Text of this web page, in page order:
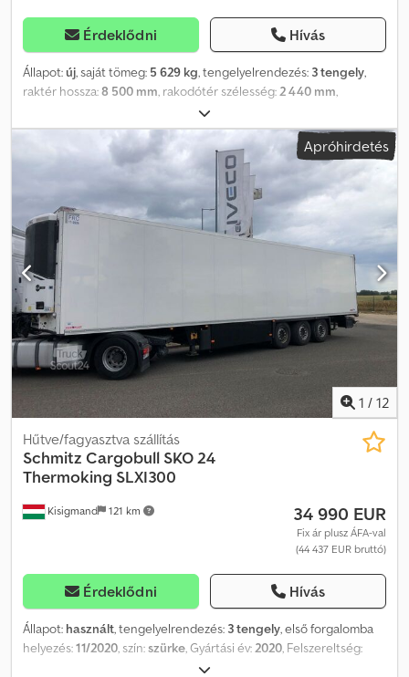
Érdeklődni Hívás
Állapot:új, saját tömeg: 5 629 kg, tengelyelrendezés: 3 tengely,
raktér hossza:8 500 mm , rakodótér szélesség: 2 440 mm
, rakodótér térfogata:
felfüggesztés:levegő, abroncs méret:385/65 R22,5, Gyártási év:
, Felszereltség:ABS
, Saját tömeg: 5 629 kg, Rakodótér (H x Sz
x M): 8 500 mm x 2 440 mm x 1 900 mm, Gumiabroncs méret:
385/65 R22.5, Rakodótér térfogat: 39 m³, 1. tengely: , 2. tengely: , 3.
tengely: , Légrugózás, Hátsó aláfutásgátló, Első emelőtengely,
Billenő hidraulika, Elektronikus fékrendszer (EBS), Lengőlapát,
Iszaptömített felépítmény, Tető rolós ponyva, Hidraulikus henger
(alacsony nyomású): Hyva, 170 bar, 1x15 és 2x7 pólusú csatlakozó,
Fröccsenésgátló, Könnyűfém felnik: Alcoa felnik. Weboldalunkon
áttekintheti elérhető járműveinket. Finanszírozásra van szüksége?
Egyedi finanszírozási megoldásokat, teljes szervizszerződéseket
és telematikai szolgáltatásokat kínálunk. Örömmel adunk
személyes tanácsot is. Cjdszh Rviepfx Aftsrf
Apróhirdetés
1 / 12
Kisigmand 121 km
Hűtve/fagyasztva szállítás
Schmitz Cargobull SKO 24
Thermoking SLXI300
34 990 EUR
Fix ár plusz ÁFA-val
(44 437 EUR bruttó)
Érdeklődni Hívás
Állapot: használt, tengelyelrendezés: 3 tengely, első forgalomba
helyezés:11/2020, szín:szürke, Gyártási év:2020, Felszereltség:
, = További opciók és tartozékok = - EBS - Hátsó ajtók =